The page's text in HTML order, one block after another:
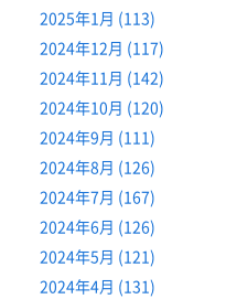
2025年1月 (113)
2024年12月 (117)
2024年11月 (142)
2024年10月 (120)
2024年9月 (111)
2024年8月 (126)
2024年7月 (167)
2024年6月 (126)
2024年5月 (121)
2024年4月 (131)